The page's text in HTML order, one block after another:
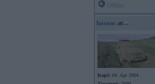
hasans
Kopš: 04. Apr 2004